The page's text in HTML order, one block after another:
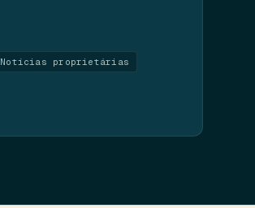
Notícias proprietárias